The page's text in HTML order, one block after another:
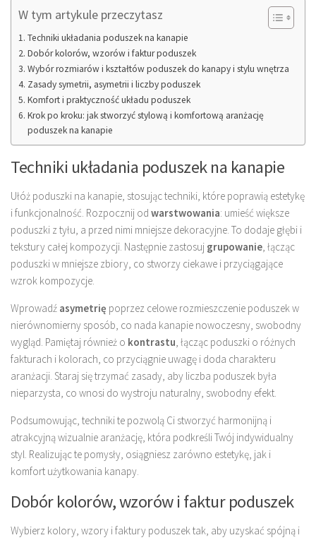
W tym artykule przeczytasz
Techniki układania poduszek na kanapie
Dobór kolorów, wzorów i faktur poduszek
Wybór rozmiarów i kształtów poduszek do kanapy i stylu wnętrza
Zasady symetrii, asymetrii i liczby poduszek
Komfort i praktyczność układu poduszek
Krok po kroku: jak stworzyć stylową i komfortową aranżację
poduszek na kanapie
Techniki układania poduszek na kanapie
Ułóż poduszki na kanapie, stosując techniki, które poprawią estetykę
i funkcjonalność. Rozpocznij od warstwowania: umieść większe
poduszki z tyłu, a przed nimi mniejsze dekoracyjne. To dodaje głębi i
tekstury całej kompozycji. Następnie zastosuj grupowanie , łącząc
poduszki w mniejsze zbiory, co stworzy ciekawe i przyciągające
wzrok kompozycje.
Wprowadź asymetrię poprzez celowe rozmieszczenie poduszek w
nierównomierny sposób, co nada kanapie nowoczesny, swobodny
wygląd. Pamiętaj również o kontrastu , łącząc poduszki o różnych
fakturach i kolorach, co przyciągnie uwagę i doda charakteru
aranżacji. Staraj się trzymać zasady, aby liczba poduszek była
nieparzysta, co wnosi do wystroju naturalny, swobodny efekt.
Podsumowując, techniki te pozwolą Ci stworzyć harmonijną i
atrakcyjną wizualnie aranżację, która podkreśli Twój indywidualny
styl. Realizując te pomysły, osiągniesz zarówno estetykę, jak i
komfort użytkowania kanapy.
Dobór kolorów, wzorów i faktur poduszek
Wybierz kolory, wzory i faktury poduszek tak, aby uzyskać spójną i